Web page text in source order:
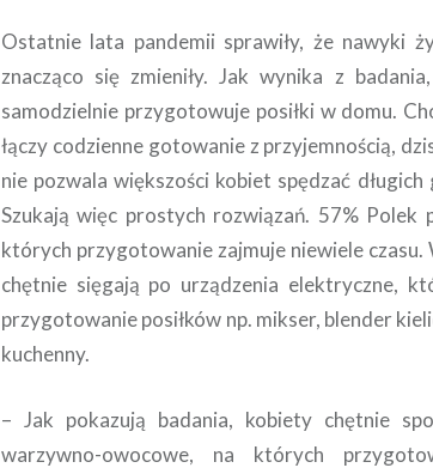
Ostatnie lata pandemii sprawiły, że nawyki
znacząco się zmieniły. Jak wynika z
samodzielnie przygotowuje posiłki w domu.
łączy codzienne gotowanie z przyjemnością,
nie pozwala większości kobiet spędzać długich
Szukają więc prostych rozwiązań. 57% Polek
których przygotowanie zajmuje niewiele czasu.
chętnie sięgają po urządzenia elektryczne,
przygotowanie posiłków np. mikser, blender
kuchenny.
– Jak pokazują badania, kobiety chętnie
warzywno-owocowe, na których